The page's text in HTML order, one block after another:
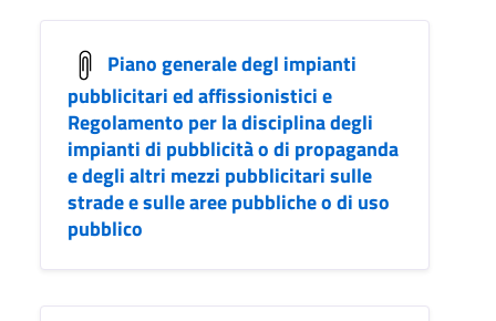
Piano generale degl impianti
pubblicitari ed affissionistici e
Regolamento per la disciplina degli
impianti di pubblicità o di propaganda
e degli altri mezzi pubblicitari sulle
strade e sulle aree pubbliche o di uso
pubblico